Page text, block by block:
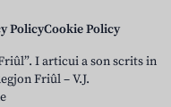
PolicyCookie Policy
I articui a son scrits in
Friûl – V.J.